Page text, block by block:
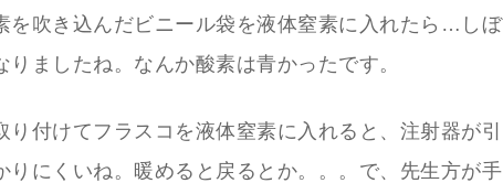
を吹き込んだビニール袋を液体窒素に入れたら…しぼ
りましたね。なんか酸素は青かったです。
り付けてフラスコを液体窒素に入れると、注射器が引
りにくいね。暖めると戻るとか。。。で、先生方が手